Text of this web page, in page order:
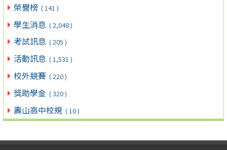
榮譽榜 ( 141 )
學生消息 ( 2,048 )
考試訊息 ( 205 )
活動訊息 ( 1,531 )
校外競賽 ( 220 )
獎助學金 ( 320 )
壽山高中校規 ( 10 )